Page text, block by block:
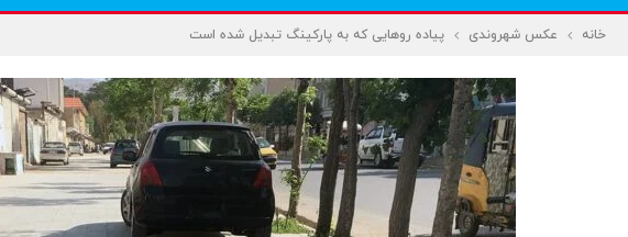
خانه عکس شهروندی پیاده روهایی که به پارکینگ تبدیل شده است